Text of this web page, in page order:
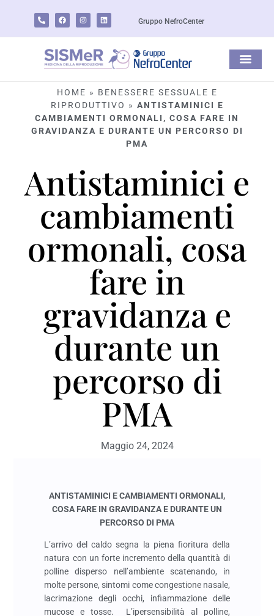
Gruppo NefroCenter
HOME » BENESSERE SESSUALE E
RIPRODUTTIVO » ANTISTAMINICI E
CAMBIAMENTI ORMONALI, COSA FARE IN
GRAVIDANZA E DURANTE UN PERCORSO DI
PMA
Antistaminici e
cambiamenti
ormonali, cosa
fare in
gravidanza e
durante un
percorso di
PMA
Maggio 24, 2024
ANTISTAMINICI E CAMBIAMENTI ORMONALI,
COSA FARE IN GRAVIDANZA E DURANTE UN
PERCORSO DI PMA
L’arrivo del caldo segna la piena fioritura della
natura con un forte incremento della quantità di
polline disperso nell’ambiente scatenando, in
molte persone, sintomi come congestione nasale,
lacrimazione degli occhi, infiammazione delle
mucose e tosse. L’ipersensibilità al polline,